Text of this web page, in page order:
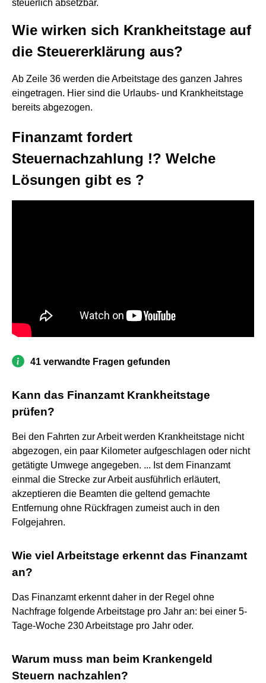
steuerlich absetzbar.
Wie wirken sich Krankheitstage auf
die Steuererklärung aus?
Ab Zeile 36 werden die Arbeitstage des ganzen Jahres
eingetragen. Hier sind die Urlaubs- und Krankheitstage
bereits abgezogen.
Finanzamt fordert
Steuernachzahlung !? Welche
Lösungen gibt es ?
41 verwandte Fragen gefunden
Kann das Finanzamt Krankheitstage
prüfen?
Bei den Fahrten zur Arbeit werden Krankheitstage nicht
abgezogen, ein paar Kilometer aufgeschlagen oder nicht
getätigte Umwege angegeben. ... Ist dem Finanzamt
einmal die Strecke zur Arbeit ausführlich erläutert,
akzeptieren die Beamten die geltend gemachte
Entfernung ohne Rückfragen zumeist auch in den
Folgejahren.
Wie viel Arbeitstage erkennt das Finanzamt
an?
Das Finanzamt erkennt daher in der Regel ohne
Nachfrage folgende Arbeitstage pro Jahr an: bei einer 5-
Tage-Woche 230 Arbeitstage pro Jahr oder.
Warum muss man beim Krankengeld
Steuern nachzahlen?